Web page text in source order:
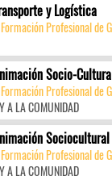
y Logística
Profesional de
Socio-
Profesional de
A LA COMUNIDAD
Profesional de
A LA COMUNIDAD